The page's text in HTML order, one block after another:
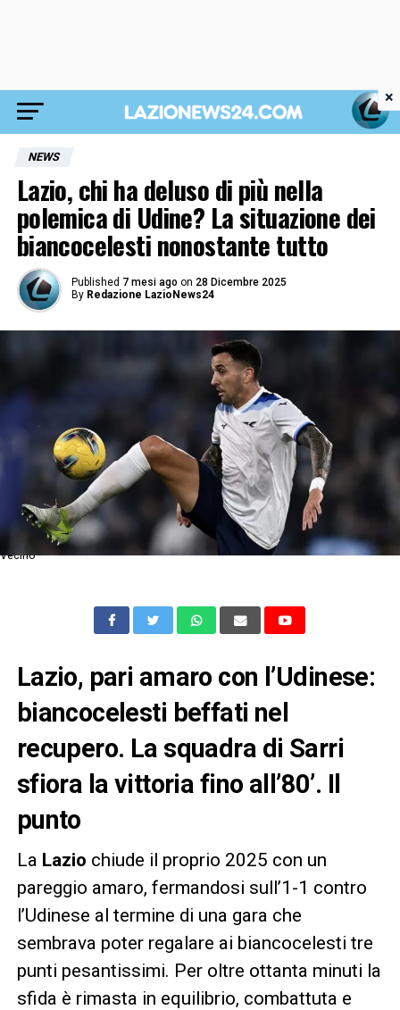
NEWS
Lazio, chi ha deluso di più nella
polemica di Udine? La situazione dei
biancocelesti nonostante tutto
Published 7 mesi ago on 28 Dicembre 2025
By Redazione LazioNews24
Vecino
Lazio, pari amaro con l’Udinese:
biancocelesti beffati nel
recupero. La squadra di Sarri
sfiora la vittoria fino all’80’. Il
punto
La Lazio chiude il proprio 2025 con un
pareggio amaro, fermandosi sull’1-1 contro
l’Udinese al termine di una gara che
sembrava poter regalare ai biancocelesti tre
punti pesantissimi. Per oltre ottanta minuti la
sfida è rimasta in equilibrio, combattuta e
×